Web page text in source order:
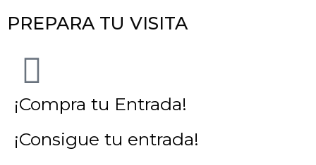
PREPARA TU VISITA
¡Compra tu Entrada!
¡Consigue tu entrada!